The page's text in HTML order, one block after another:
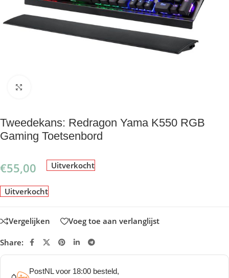
Tweedekans: Redragon Yama K550 RGB
Gaming Toetsenbord
€55,00 Uitverkocht
Uitverkocht
Vergelijken Voeg toe aan verlanglijst
Share:
PostNL voor 18:00 besteld,